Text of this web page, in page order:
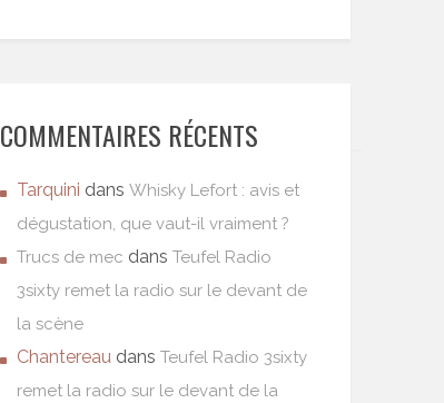
COMMENTAIRES RÉCENTS
Tarquini dans Whisky Lefort : avis et
dégustation, que vaut-il vraiment ?
Trucs de mec dans Teufel Radio
3sixty remet la radio sur le devant de
la scène
Chantereau dans Teufel Radio 3sixty
remet la radio sur le devant de la